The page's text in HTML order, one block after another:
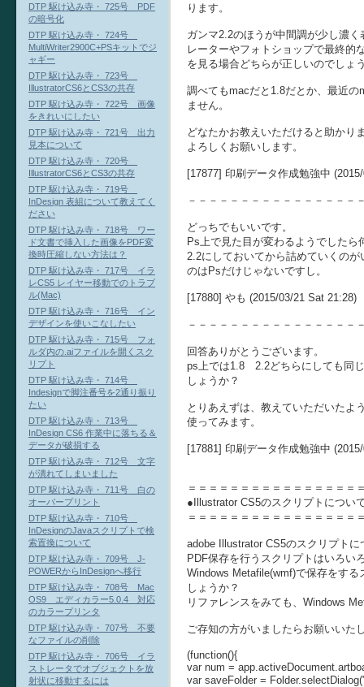
ります。
ガンマ2.2のほうが中間調が少し濃
レーターやフォトショップで最終的
を見る場合どちらが正しいのでしょ
調べてもmacだと1.8だとか、最近
ません。
どなたかお教えいただけると助かり
よろしくお願いします。
[17877] 印刷データ作成勉強中
－－－－－－－－－－－－－－－－
どっちでもいいです。
Ps上で見た目が変わるようでしたら
2.2にしておいてから詰めていくの
のはPsだけじゃないですし。
[17880] やも (2015/03/21 Sat 21:28)
－－－－－－－－－－－－－－－－
回答ありがとうございます。
ps上では1.8 2.2どちらにしても同
しょうか？
とりあえずは、教えていただいたよ
使ってみます。
[17881] 印刷データ作成勉強中
＝＝＝＝＝＝＝＝＝＝＝＝＝＝＝＝
●Illustrator CS5のスクリプトについ
＝＝＝＝＝＝＝＝＝＝＝＝＝＝＝＝
adobe Illustrator CS5のスクリプト
PDF保存を行うスクリプトはいろい
Windows Metafile(wmf)で保存をす
しょうか？
リファレンスをみても、Windows
ご存知の方がいましたらお願いいた
(function(){
var num =
var saveFolder =
DTP 駆け込み寺・ 725号 PDF
の暗号化
DTP 駆け込み寺・ 724号
MultiWriter2900C+PSキットでジ
ャギー
DTP 駆け込み寺・ 723号
IllustratorCS6とCS3の共存
DTP 駆け込み寺・ 722号 画像
をきれいにしたい
DTP 駆け込み寺・ 721号 出力
見本について
DTP 駆け込み寺・ 720号
IllustratorCS6とCS3の共存
DTP 駆け込み寺・ 719号
InDesign 表組について教えてく
ださい
DTP 駆け込み寺・ 718号 ワー
ド文書で挿入した画像をPDF変
換時圧縮しない方法は？
DTP 駆け込み寺・ 717号 イラ
レCS5 レイヤー移動でのトラブ
ル(Mac)
DTP 駆け込み寺・ 716号 イン
デザインを使いこなしたい
DTP 駆け込み寺・ 715号 フォ
ルダ内の.aiファイルを開くスク
リプト
DTP 駆け込み寺・ 714号
Indesignで脚注番号を2通り振り
たい
DTP 駆け込み寺・ 713号
InDesign CS6 作業中に落ちる＆
データが破損する
DTP 駆け込み寺・ 712号 文字
が潰れてしまいました
DTP 駆け込み寺・ 711号 白の
オーバープリント
DTP 駆け込み寺・ 710号
InDesignのJavaスクリプトで検
索置換について
DTP 駆け込み寺・ 709号 J-
POWERからInDesignへ移行
DTP 駆け込み寺・ 708号 Mac
OS9 エディカラー5.0.4 対応
のカラープリンタ
DTP 駆け込み寺・ 707号 不要
なファイルの削除
DTP 駆け込み寺・ 706号 イラ
ストレータでオブジェクトを放
射状に移動するには